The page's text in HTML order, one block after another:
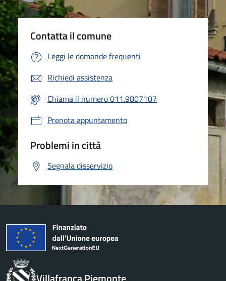
Contatta il comune
Leggi le domande frequenti
Richiedi assistenza
Chiama il numero 011.9807107
Prenota appuntamento
Problemi in città
Segnala disservizio